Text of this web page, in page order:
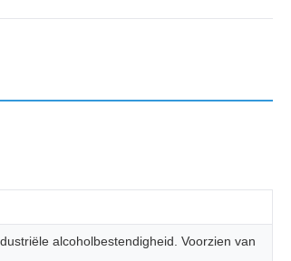
alcoholbestendigheid. Voorzien van